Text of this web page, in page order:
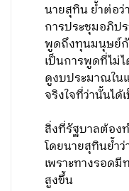
นายสุทิน ย้ำต่อว่
การประชุมอภิป
พูดถึงทุนมนุษย์
เป็นการพูดที่ไม่
ดูงบประมาณใน
จริงใจที่ว่านั้นได้
สิ่งที่รัฐบาลต้อง
โดยนายสุทินย้ำ
เพราะทางรอดมี
สูงขึ้น